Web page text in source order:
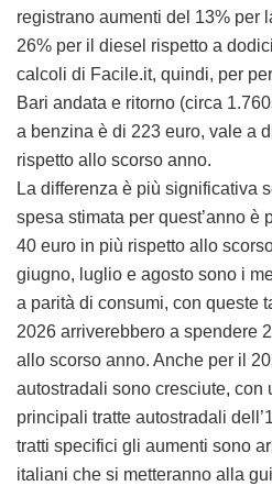
registrano aumenti del 13% per
26% per il diesel rispetto a
calcoli di Facile.it, quindi, per
Bari andata e ritorno (circa
a benzina è di 223 euro, vale a
rispetto allo scorso anno.
La differenza è più significativa
spesa stimata per quest’anno è
40 euro in più rispetto allo
giugno, luglio e agosto sono i
a parità di consumi, con queste
2026 arriverebbero a spendere
allo scorso anno. Anche per il
autostradali sono cresciute, con
principali tratte autostradali
tratti specifici gli aumenti sono
italiani che si metteranno alla